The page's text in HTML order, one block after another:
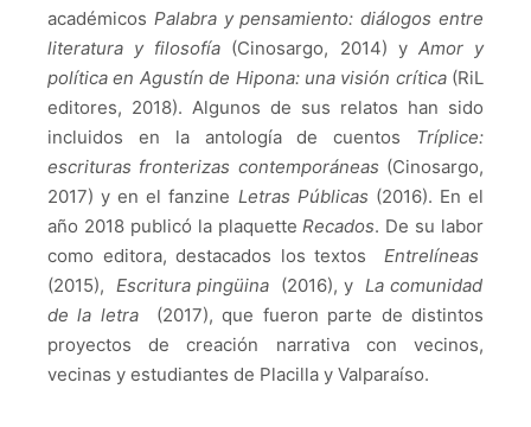
académicos Palabra y pensamiento: diálogos entre
literatura y filosofía (Cinosargo, 2014) y Amor y
política en Agustín de Hipona: una visión crítica(RiL
editores, 2018). Algunos de sus relatos han sido
incluidos en la antología de cuentos Tríplice:
escrituras fronterizas contemporáneas (Cinosargo,
2017) y en el fanzine Letras Públicas (2016). En el
año 2018 publicó la plaquette Recados. De su labor
como editora, destacados los textos Entrelíneas
(2015), Escritura pingüina (2016), y La comunidad
de la letra(2017), que fueron parte de distintos
proyectos de creación narrativa con vecinos,
vecinas y estudiantes de Placilla y Valparaíso.